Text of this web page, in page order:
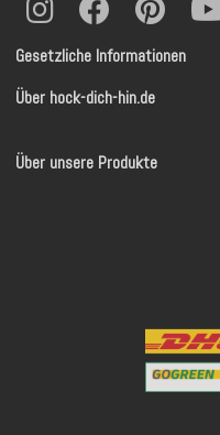
Gesetzliche Informationen
Über hock-dich-hin.de
Über unsere Produkte